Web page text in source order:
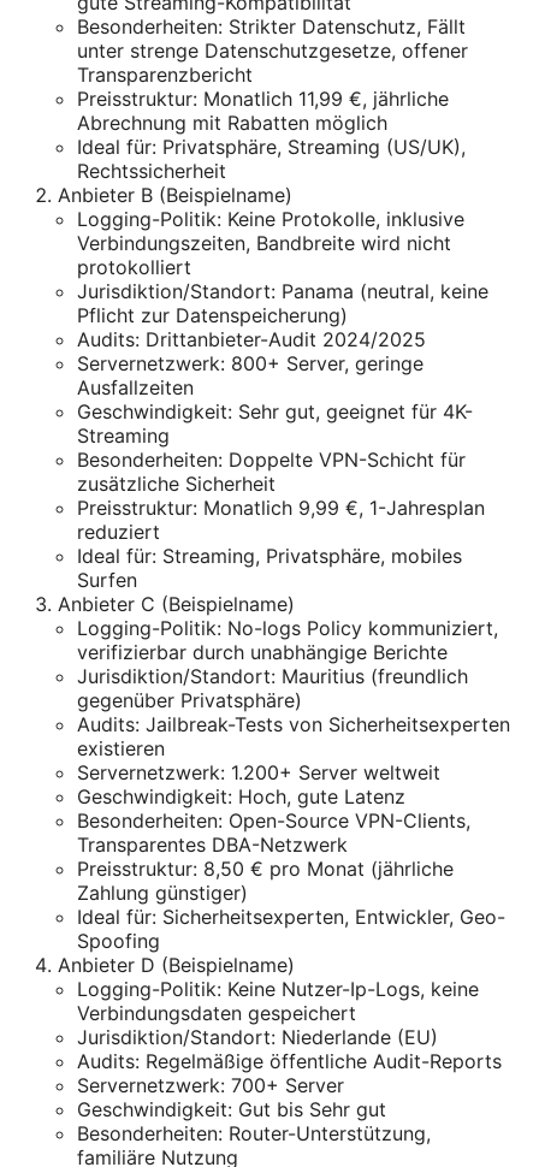
Besonderheiten: Strikter Datenschutz, Fällt
unter strenge Datenschutzgesetze, offener
Transparenzbericht
Preisstruktur: Monatlich 11,99 €, jährliche
Abrechnung mit Rabatten möglich
Ideal für: Privatsphäre, Streaming (US/UK),
Rechtssicherheit
Anbieter B (Beispielname)
Logging-Politik: Keine Protokolle, inklusive
Verbindungszeiten, Bandbreite wird nicht
protokolliert
Jurisdiktion/Standort: Panama (neutral, keine
Pflicht zur Datenspeicherung)
Audits: Drittanbieter-Audit 2024/2025
Servernetzwerk: 800+ Server, geringe
Ausfallzeiten
Geschwindigkeit: Sehr gut, geeignet für 4K-
Streaming
Besonderheiten: Doppelte VPN-Schicht für
zusätzliche Sicherheit
Preisstruktur: Monatlich 9,99 €, 1-Jahresplan
reduziert
Ideal für: Streaming, Privatsphäre, mobiles
Surfen
Anbieter C (Beispielname)
Logging-Politik: No-logs Policy kommuniziert,
verifizierbar durch unabhängige Berichte
Jurisdiktion/Standort: Mauritius (freundlich
gegenüber Privatsphäre)
Audits: Jailbreak-Tests von Sicherheitsexperten
existieren
Servernetzwerk: 1.200+ Server weltweit
Geschwindigkeit: Hoch, gute Latenz
Besonderheiten: Open-Source VPN-Clients,
Transparentes DBA-Netzwerk
Preisstruktur: 8,50 € pro Monat (jährliche
Zahlung günstiger)
Ideal für: Sicherheitsexperten, Entwickler, Geo-
Spoofing
Anbieter D (Beispielname)
Logging-Politik: Keine Nutzer-Ip-Logs, keine
Verbindungsdaten gespeichert
Jurisdiktion/Standort: Niederlande (EU)
Audits: Regelmäßige öffentliche Audit-Reports
Servernetzwerk: 700+ Server
Geschwindigkeit: Gut bis Sehr gut
Besonderheiten: Router-Unterstützung,
familiäre Nutzung